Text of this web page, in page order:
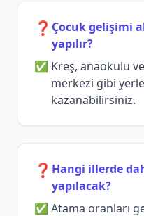
❓ Çocuk gelişimi
yapılır?
Kreş, anaokulu
merkezi gibi
kazanabilirsiniz.
❓ Hangi illerde
yapılacak?
Atama oranları